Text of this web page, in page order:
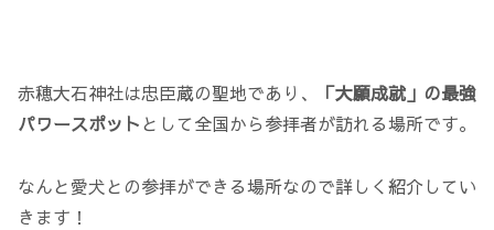
赤穂大石神社は忠臣蔵の聖地であり、
「大願成就」の最強
パワースポットとして全国から参拝者が訪れる場所です。
なんと愛犬との参拝ができる場所なので詳しく紹介してい
きます！